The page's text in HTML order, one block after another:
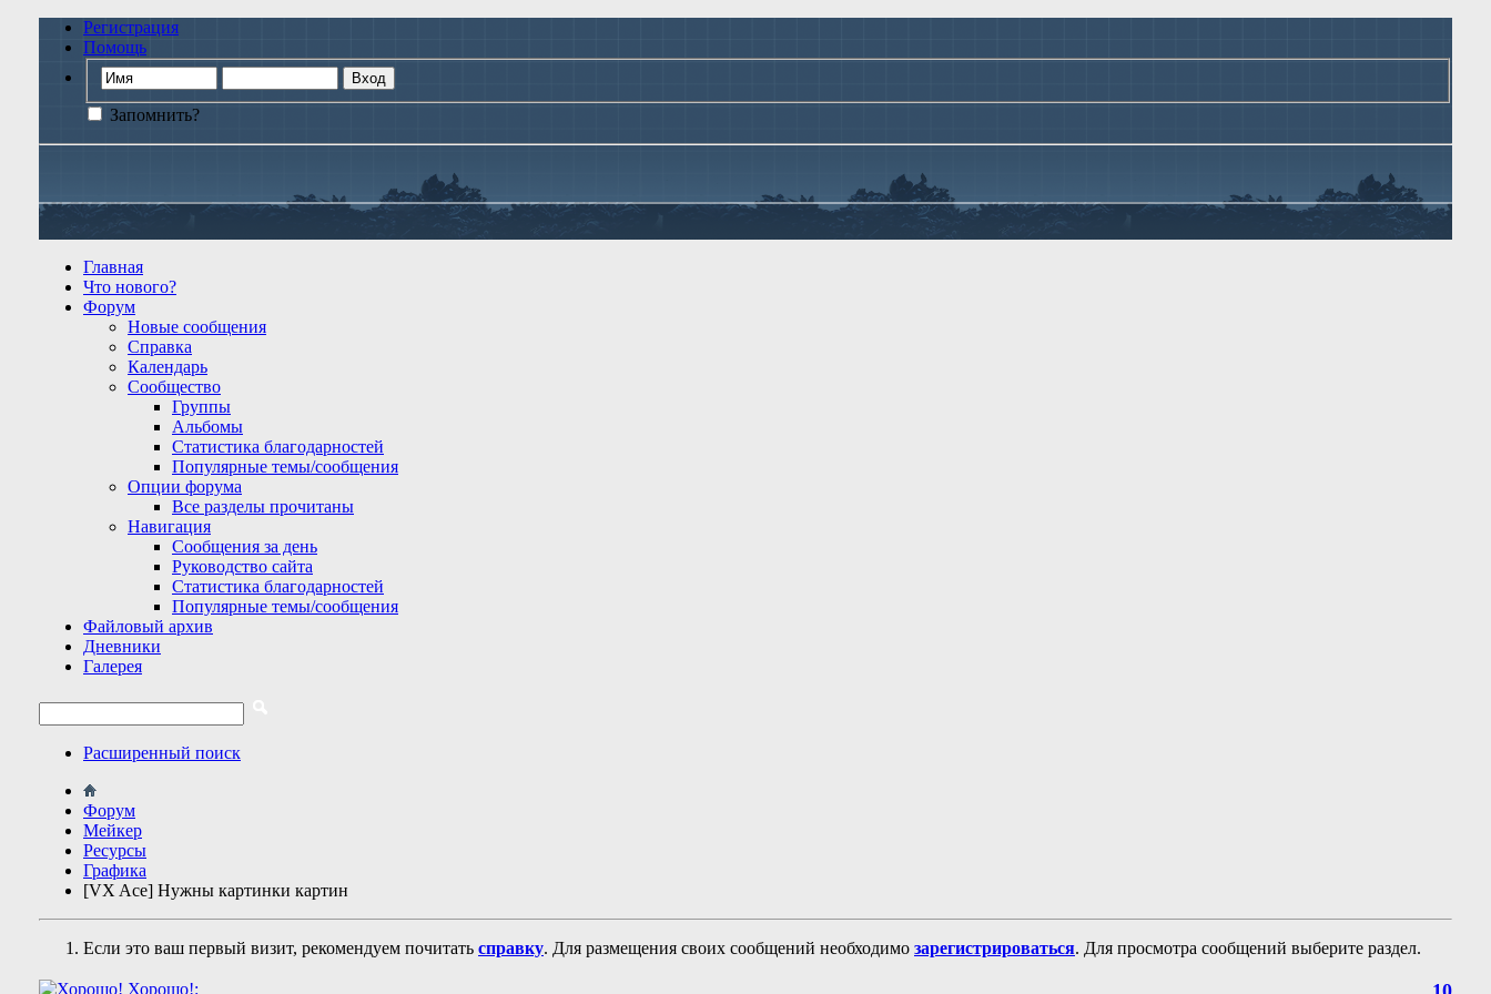
Регистрация
Помощь
Запомнить?
Главная
Что нового?
Форум
Новые сообщения
Справка
Календарь
Сообщество
Группы
Альбомы
Статистика благодарностей
Популярные темы/сообщения
Опции форума
Все разделы прочитаны
Навигация
Сообщения за день
Руководство сайта
Статистика благодарностей
Популярные темы/сообщения
Файловый архив
Дневники
Галерея
Расширенный поиск
Форум
Мейкер
Ресурсы
Графика
[VX Ace] Нужны картинки картин
Если это ваш первый визит, рекомендуем почитать справку. Для размещения своих сообщений необходимо зарегистрироваться. Для просмотра сообщений выберите раздел.
Хорошо!: